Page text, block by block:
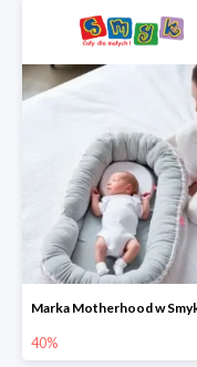
40%